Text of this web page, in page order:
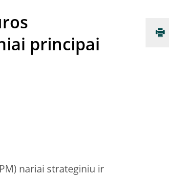
principai
nariai strateginiu ir